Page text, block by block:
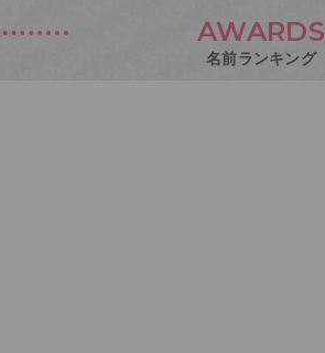
AWARDS
名前ランキング